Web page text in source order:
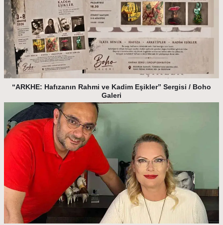
“ARKHE: Hafızanın Rahmi ve Kadim Eşikler” Sergisi / Boho
Galeri